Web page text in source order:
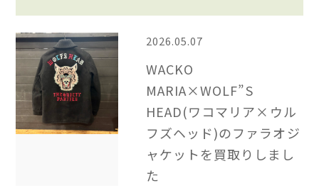
2026.05.07
WACKO
MARIA×WOLF”S
HEAD(ワコマリア×ウル
フズヘッド)のファラオジ
ャケットを買取りしまし
た